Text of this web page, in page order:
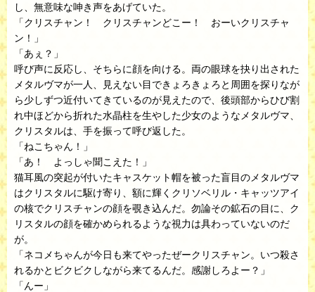
し、無意味な呻き声をあげていた。
「クリスチャン！ クリスチャンどこー！ おーいクリスチャ
ン！」
「あぇ？」
呼び声に反応し、そちらに顔を向ける。両の眼球を抉り出された
メタルヴマが一人、見えない目できょろきょろと周囲を探りなが
ら少しずつ近付いてきているのが見えたので、後頭部からひび割
れ中ほどから折れた水晶柱を生やした少女のようなメタルヴマ、
クリスタルは、手を振って呼び返した。
「ねこちゃん！」
「あ！ よっしゃ聞こえた！」
猫耳風の突起が付いたキャスケット帽を被った盲目のメタルヴマ
はクリスタルに駆け寄り、額に輝くクリソベリル・キャッツアイ
の核でクリスチャンの顔を覗き込んだ。勿論その鉱石の目に、ク
リスタルの顔を確かめられるような視力は具わっていないのだ
が。
「ネコメちゃんが今日も来てやったぜークリスチャン。いつ殺さ
れるかとビクビクしながら来てるんだ。感謝しろよー？」
「んー」